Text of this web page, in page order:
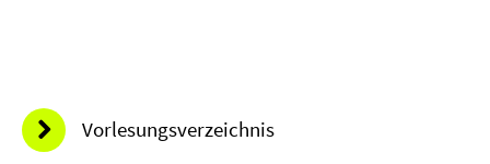
Vorlesungsverzeichnis